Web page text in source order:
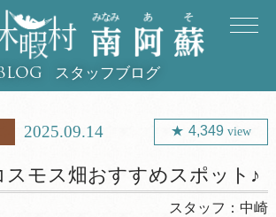
スタッフブログ
2025.09.14 4,349view
スモス畑おすすめスポット♪
スタッフ：中崎